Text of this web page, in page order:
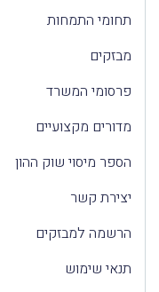
תחומי התמחות
מבזקים
פרסומי המשרד
מדורים מקצועיים
הספר מיסוי שוק ההון
יצירת קשר
הרשמה למבזקים
תנאי שימוש